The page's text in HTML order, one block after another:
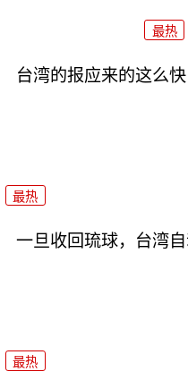
最热
台湾的报应来的这么
最热
一旦收回琉球，台湾
最热